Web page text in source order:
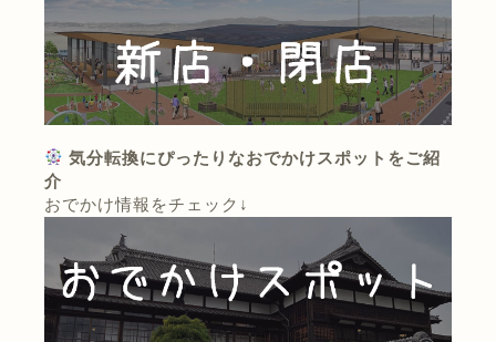
気分転換にぴったりなおでかけスポットをご紹
介
おでかけ情報をチェック↓